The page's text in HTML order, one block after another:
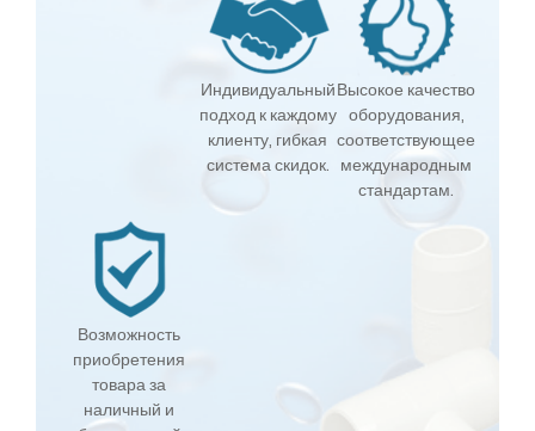
Индивидуальный
подход к каждому
клиенту, гибкая
система скидок.
Высокое качество
оборудования,
соответствующее
международным
стандартам.
Возможность
приобретения
товара за
наличный и